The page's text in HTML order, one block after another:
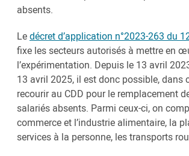
absents.
Ledécret d’application n°2023-263 du
fixe les secteurs autorisés à mettre en
l’expérimentation. Depuis le 13 avril
13 avril 2025, il est donc possible, dans
recourir au CDD pour le remplacement
salariés absents. Parmi ceux-ci, on
commerce et l’industrie alimentaire, la
services à la personne, les transports